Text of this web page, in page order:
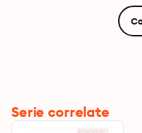
Serie correlate